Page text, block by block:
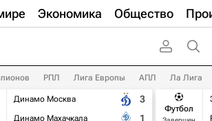
Экономика Общество
РПЛ Лига Европы АПЛ Ла Лига
Динамо Москва
Динамо Махачкала
3
1
Футбол